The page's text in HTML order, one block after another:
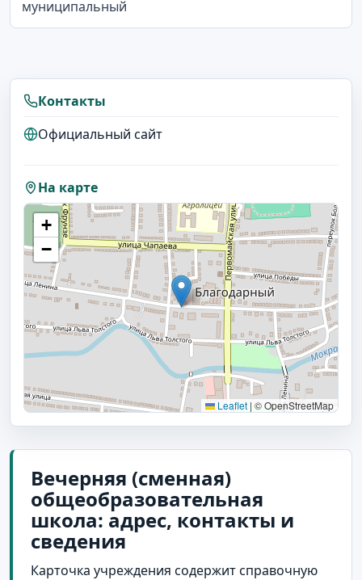
муниципальный
Контакты
Официальный сайт
На карте
+
−
Leaflet | © OpenStreetMap
Вечерняя (сменная)
общеобразовательная
школа: адрес, контакты и
сведения
Карточка учреждения содержит справочную